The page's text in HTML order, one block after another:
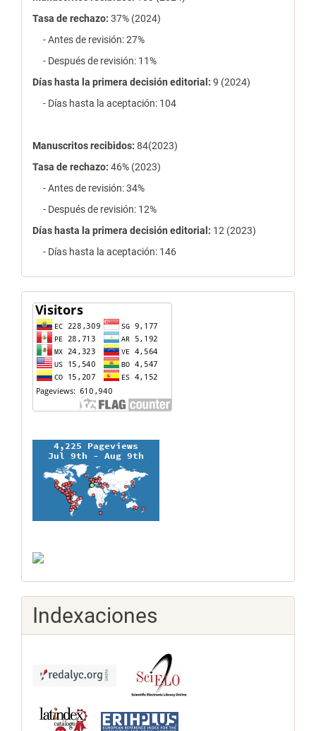
Tasa de rechazo: 37% (2024)
- Antes de revisión: 27%
- Después de revisión: 11%
Días hasta la primera decisión editorial: 9 (2024)
- Días hasta la aceptación: 104
Manuscritos recibidos: 84(2023)
Tasa de rechazo: 46% (2023)
- Antes de revisión: 34%
- Después de revisión: 12%
Días hasta la primera decisión editorial: 12 (2023)
- Días hasta la aceptación: 146
contador
Indexaciones